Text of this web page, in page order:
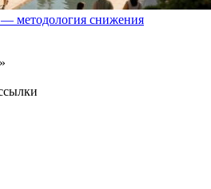
— методология снижения